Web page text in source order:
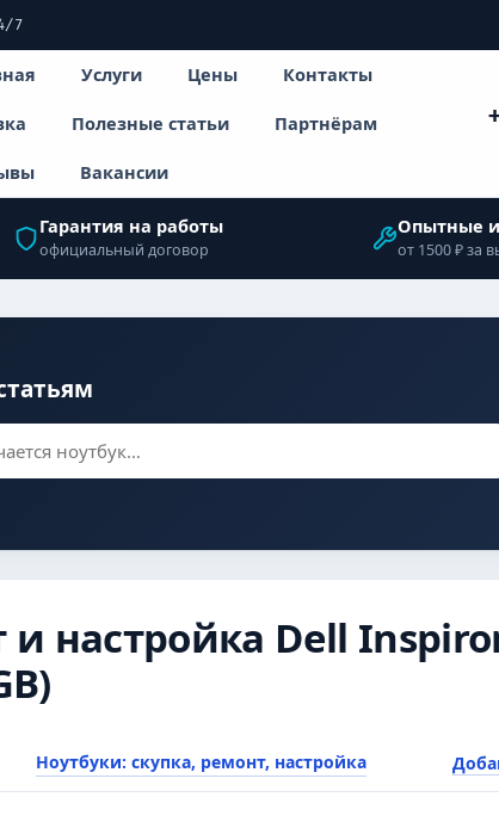
7
Услуги Цены Контакты
Полезные статьи Партнёрам
Вакансии
Гарантия на работы
официальный договор
Опытные
от 1500 ₽ за
настройка Dell
Ноутбуки: скупка, ремонт, настройка